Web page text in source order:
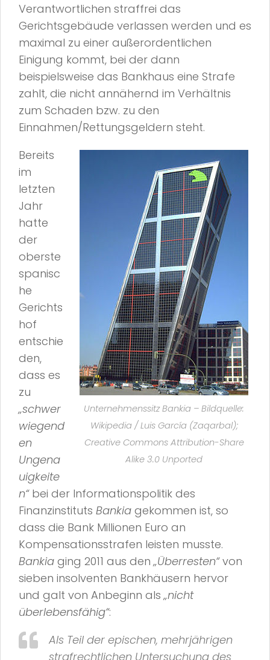
Verantwortlichen straffrei das
Gerichtsgebäude verlassen werden und es
maximal zu einer außerordentlichen
Einigung kommt, bei der dann
beispielsweise das Bankhaus eine Strafe
zahlt, die nicht annähernd im Verhältnis
zum Schaden bzw. zu den
Einnahmen/Rettungsgeldern steht.
Unternehmenssitz Bankia – Bildquelle:
Wikipedia / Luis García (Zaqarbal);
Creative Commons Attribution-Share
Alike 3.0 Unported
Bereits
im
letzten
Jahr
hatte
der
oberste
spanisc
he
Gerichts
hof
entschie
den,
dass es
zu
„schwer
wiegend
en
Ungena
uigkeite
n“bei der Informationspolitik des
Finanzinstituts Bankia gekommen ist, so
dass die Bank Millionen Euro an
Kompensationsstrafen leisten musste.
Bankia ging 2011 aus den„Überresten“von
sieben insolventen Bankhäusern hervor
und galt von Anbeginn als„nicht
überlebensfähig“:
Als Teil der epischen, mehrjährigen
strafrechtlichen Untersuchung des